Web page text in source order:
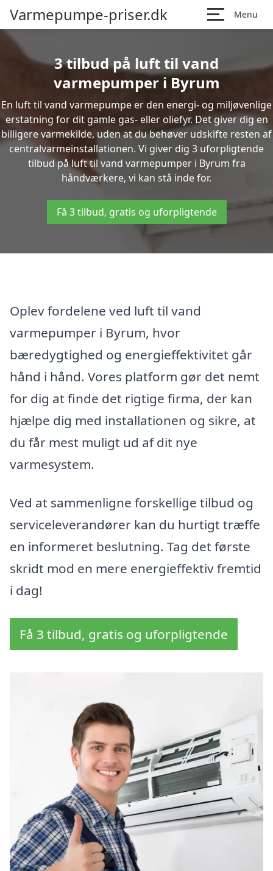
Varmepumpe-priser.dk Menu
3 tilbud på luft til vand
varmepumper i Byrum
En luft til vand varmepumpe er den energi- og miljøvenlige
erstatning for dit gamle gas- eller oliefyr. Det giver dig en
billigere varmekilde, uden at du behøver udskifte resten af
centralvarmeinstallationen. Vi giver dig 3 uforpligtende
tilbud på luft til vand varmepumper i Byrum fra
håndværkere, vi kan stå inde for.
Få 3 tilbud, gratis og uforpligtende
Oplev fordelene ved luft til vand
varmepumper i Byrum, hvor
bæredygtighed og energieffektivitet går
hånd i hånd. Vores platform gør det nemt
for dig at finde det rigtige firma, der kan
hjælpe dig med installationen og sikre, at
du får mest muligt ud af dit nye
varmesystem.
Ved at sammenligne forskellige tilbud og
serviceleverandører kan du hurtigt træffe
en informeret beslutning. Tag det første
skridt mod en mere energieffektiv fremtid
i dag!
Få 3 tilbud, gratis og uforpligtende